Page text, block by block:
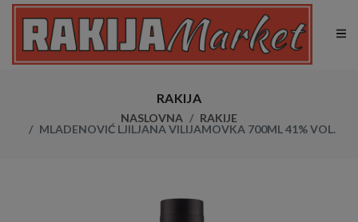
RAKIJA
NASLOVNA
RAKIJE
MLADENOVIĆ LJILJANA VILIJAMOVKA 700ML 41% VOL.